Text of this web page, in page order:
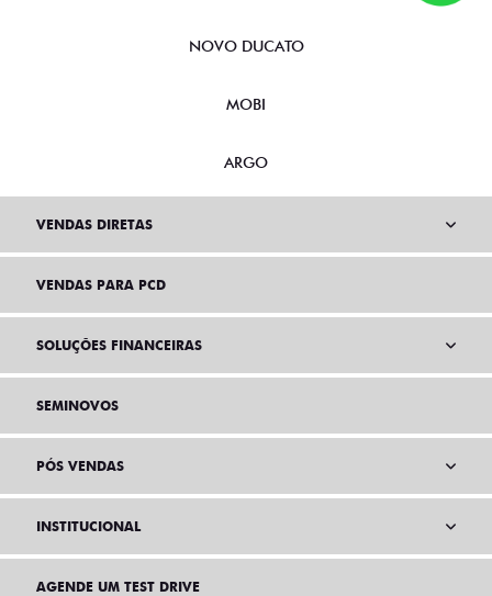
NOVO DUCATO
MOBI
ARGO
VENDAS DIRETAS
VENDAS PARA PCD
SOLUÇÕES FINANCEIRAS
SEMINOVOS
PÓS VENDAS
INSTITUCIONAL
AGENDE UM TEST DRIVE